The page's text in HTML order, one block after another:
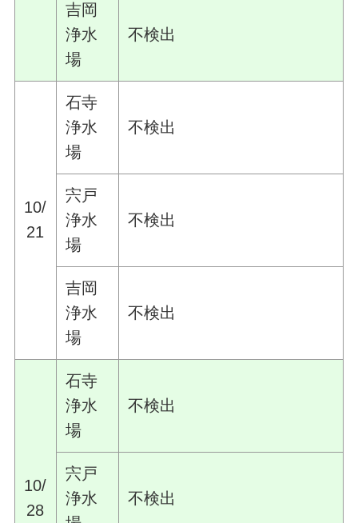
吉岡
浄水
場
不検出
10/
21
石寺
浄水
場
不検出
宍戸
浄水
場
不検出
吉岡
浄水
場
不検出
10/
28
石寺
浄水
場
不検出
宍戸
浄水
不検出